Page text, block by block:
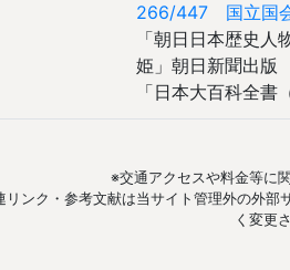
266/447 国立国
「朝日日本歴史
姫」朝日新聞出版
「日本大百科全
※交通アクセスや料金等に
リンク・参考文献は当サイト管理外の外部
く変更